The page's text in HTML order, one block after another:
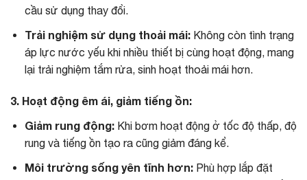
cầu sử dụng thay đổi.
Trải nghiệm sử dụng thoải mái:Không còn tình trạng
áp lực nước yếu khi nhiều thiết bị cùng hoạt động, mang
lại trải nghiệm tắm rửa, sinh hoạt thoải mái hơn.
3. Hoạt động êm ái, giảm tiếng ồn:
Giảm rung động:Khi bơm hoạt động ở tốc độ thấp, độ
rung và tiếng ồn tạo ra cũng giảm đáng kể.
Môi trường sống yên tĩnh hơn:Phù hợp lắp đặt